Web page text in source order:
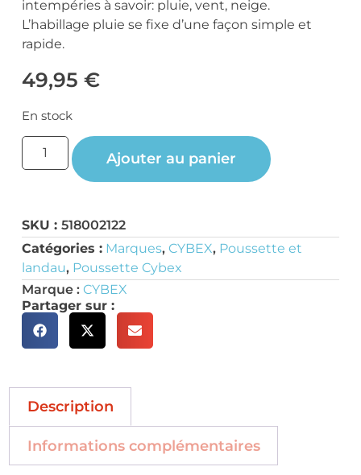
intempéries à savoir: pluie, vent, neige.
L’habillage pluie se fixe d’une façon simple et
rapide.
49,95 €
En stock
Ajouter au panier
SKU : 518002122
Catégories : Marques, CYBEX, Poussette et
landau, Poussette Cybex
Marque : CYBEX
Partager sur :
Description
Informations complémentaires